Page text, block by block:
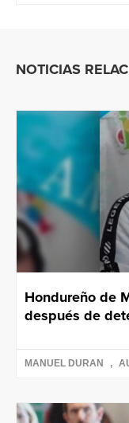
NOTICIAS
Hondureño de
después de
MANUEL DURAN